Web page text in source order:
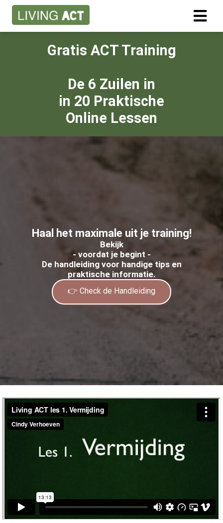
Gratis ACT Training
De 6 Zuilen in
in 20 Praktische
Online Lessen
Haal het maximale uit je training!
Bekijk
- voordat je begint -
De handleiding voor handige tips en
praktische informatie.
👉 Check de Handleiding